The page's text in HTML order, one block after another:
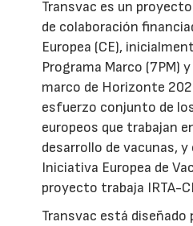
Transvac es un
de colaboración
Europea (CE),
Programa Marco (7PM)
marco de Horizonte
esfuerzo conjunto de
europeos que trabajan
desarrollo de vacunas,
Iniciativa Europea de
proyecto trabaja IRTA-
Transvac está diseñado